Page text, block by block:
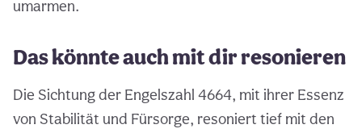
umarmen.
Das könnte auch mit dir resonieren
Die Sichtung der Engelszahl 4664, mit ihrer Essenz
von Stabilität und Fürsorge, resoniert tief mit den